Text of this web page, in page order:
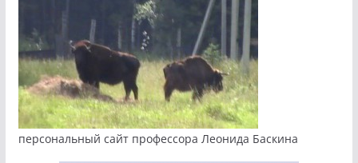
персональный сайт профессора Леонида Баскина